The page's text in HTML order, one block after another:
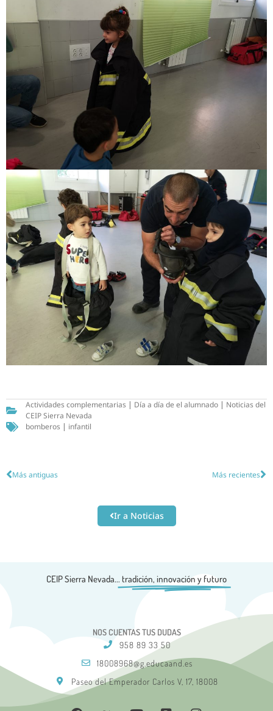
Actividades complementarias | Día a día de el alumnado | Noticias del
CEIP Sierra Nevada
bomberos | infantil
Más antiguas Más recientes
Ir a Noticias
CEIP Sierra Nevada... tradición, innovación y futuro
NOS CUENTAS TUS DUDAS
958 89 33 50
18008968@g.educaand.es
Paseo del Emperador Carlos V, 17, 18008